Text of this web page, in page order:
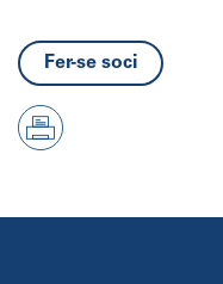
Fer-se soci